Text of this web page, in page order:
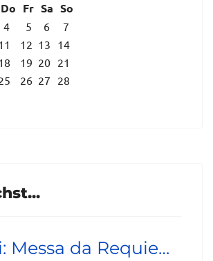
Do Fr Sa So
4 5 6
7
12 13 14
19 20 21
26 27 28
Messa da Requie…